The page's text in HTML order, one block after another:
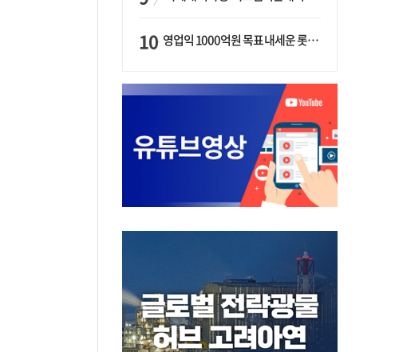
영업익 1000억원 목표 내세운 롯데마트…하반기 ‘오카도’ 시험대